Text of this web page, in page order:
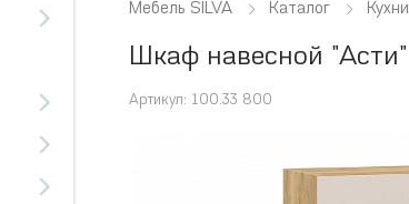
Мебель SILVA Каталог Кухни
Шкаф навесной "Асти"
Артикул: 100.33 800